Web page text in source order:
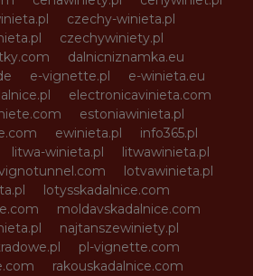
czechy-winieta.pl
czechywiniety.pl
dalnicniznamka.eu
e-vignette.pl
e-winieta.eu
electronicavinieta.com
estoniawinieta.pl
ewinieta.pl
info365.pl
litwa-winieta.pl
litwawinieta.pl
lotvawinieta.pl
lotysskadalnice.com
moldavskadalnice.com
najtanszewiniety.pl
pl-vignette.com
rakouskadalnice.com